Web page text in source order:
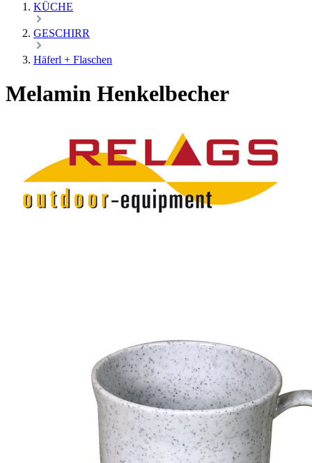
KÜCHE
GESCHIRR
Häferl + Flaschen
Melamin Henkelbecher